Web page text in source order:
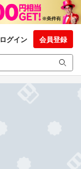
ログイン 会員登録